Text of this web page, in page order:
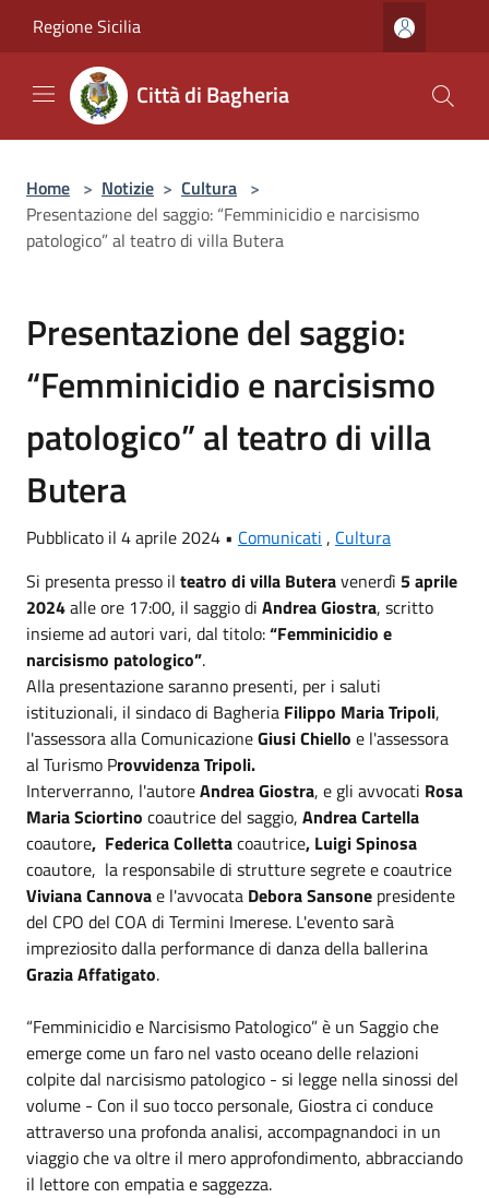
Regione Sicilia
Città di Bagheria
Home > Notizie > Cultura >
Presentazione del saggio: “Femminicidio e narcisismo
patologico” al teatro di villa Butera
Presentazione del saggio:
“Femminicidio e narcisismo
patologico” al teatro di villa
Butera
Pubblicato il 4 aprile 2024 • Comunicati , Cultura
Si presenta presso il teatro di villa Buteravenerdì 5 aprile
2024alle ore 17:00, il saggio di Andrea Giostra, scritto
insieme ad autori vari, dal titolo:“Femminicidio e
narcisismo patologico”.
Alla presentazione saranno presenti, per i saluti
istituzionali, il sindaco di Bagheria Filippo Maria Tripoli,
l'assessora alla ComunicazioneGiusi Chiello e l'assessora
al Turismo Provvidenza Tripoli.
Interverranno, l'autoreAndrea Giostra, e gli avvocati Rosa
Maria Sciortino coautrice del saggio, Andrea Cartella
coautore, Federica Collettacoautrice, Luigi Spinosa
coautore, la responsabile di strutture segrete e coautrice
Viviana Cannovae l'avvocata Debora Sansone presidente
del CPO del COA di Termini Imerese. L'evento sarà
impreziosito dalla performance di danza della ballerina
Grazia Affatigato.
“Femminicidio e Narcisismo Patologico” è un Saggio che
emerge come un faro nel vasto oceano delle relazioni
colpite dal narcisismo patologico - si legge nella sinossi del
volume - Con il suo tocco personale, Giostra ci conduce
attraverso una profonda analisi, accompagnandoci in un
viaggio che va oltre il mero approfondimento, abbracciando
il lettore con empatia e saggezza.